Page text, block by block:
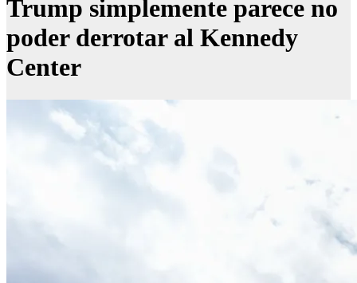
Trump simplemente parece no
poder derrotar al Kennedy
Center